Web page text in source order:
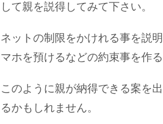
して親を説得してみて下さい。
ネットの制限をかけれる事を説
マホを預けるなどの約束事を作る
このように親が納得できる案を
るかもしれません。